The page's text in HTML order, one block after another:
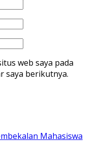
web saya pada
saya berikutnya.